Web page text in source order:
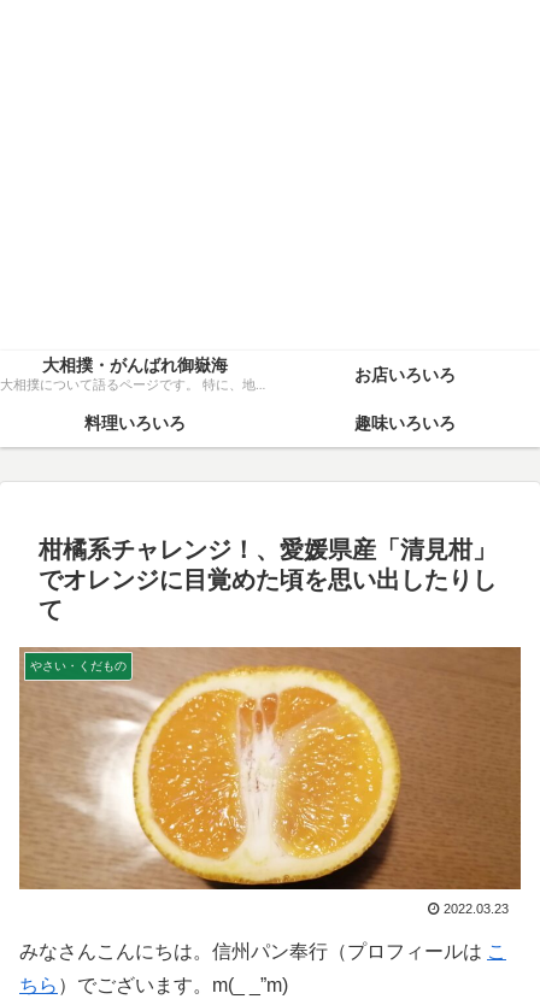
大相撲・がんばれ御嶽海
大相撲について語るページです。 特に、地元力士・御嶽海関を、粘り強く応援いたします！ お店いろいろ
料理いろいろ 趣味いろいろ
柑橘系チャレンジ！、愛媛県産「清見柑」
でオレンジに目覚めた頃を思い出したりし
て
やさい・くだもの
2022.03.23
みなさんこんにちは。信州パン奉行（プロフィールは こ
ちら ）でございます。m(_ _”m)